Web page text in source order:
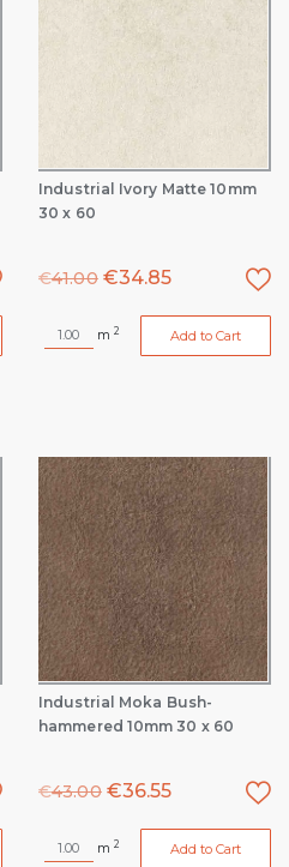
Industrial Ivory Matte 10mm
30 x 60
€41.00 €34.85
m 2 Add to Cart
Industrial Moka Bush-
hammered 10mm 30 x 60
€43.00 €36.55
m 2 Add to Cart